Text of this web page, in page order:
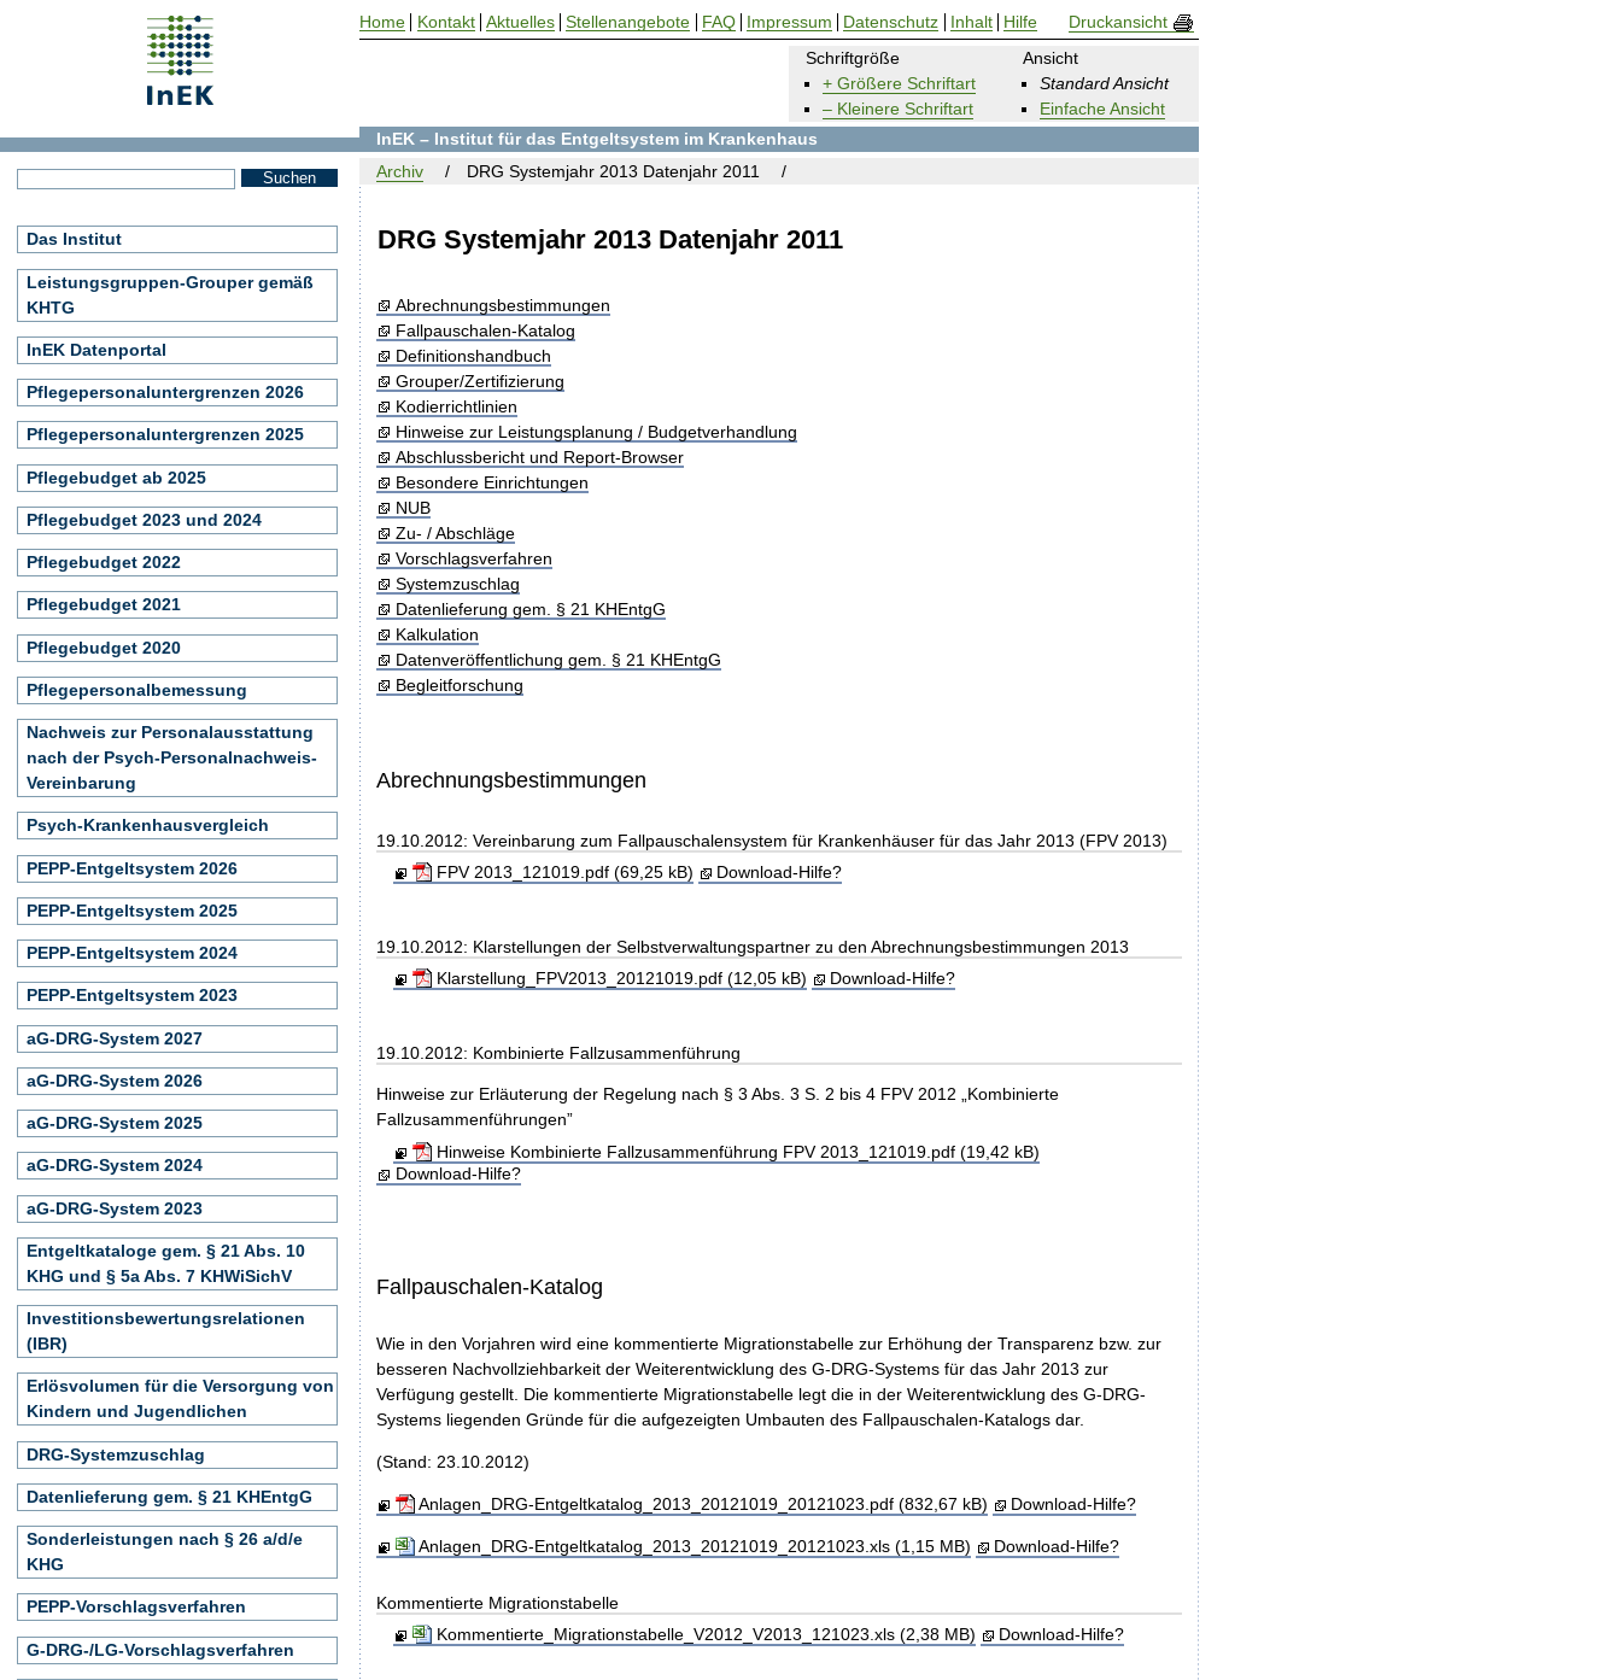
DRG Systemjahr 2013 Datenjahr 2011
Schriftgröße
+ Größere Schriftart
– Kleinere Schriftart
Ansicht
Standard Ansicht
Einfache Ansicht
Abrechnungsbestimmungen
Fallpauschalen-Katalog
Definitionshandbuch
Grouper/Zertifizierung
Kodierrichtlinien
Hinweise zur Leistungsplanung / Budgetverhandlung
Abschlussbericht und Report-Browser
Besondere Einrichtungen
NUB
Zu- / Abschläge
Vorschlagsverfahren
Systemzuschlag
Datenlieferung gem. § 21 KHEntgG
Kalkulation
Datenveröffentlichung gem. § 21 KHEntgG
Begleitforschung
Abrechnungsbestimmungen
19.10.2012: Vereinbarung zum Fallpauschalensystem für Krankenhäuser für das Jahr 2013 (FPV 2013)
FPV 2013_121019.pdf (69,25 kB)
Download-Hilfe?
19.10.2012: Klarstellungen der Selbstverwaltungspartner zu den Abrechnungsbestimmungen 2013
Klarstellung_FPV2013_20121019.pdf (12,05 kB)
Download-Hilfe?
19.10.2012: Kombinierte Fallzusammenführung
Hinweise zur Erläuterung der Regelung nach § 3 Abs. 3 S. 2 bis 4 FPV 2012 „Kombinierte
Fallzusammenführungen”
Hinweise Kombinierte Fallzusammenführung FPV 2013_121019.pdf (19,42 kB)
Download-Hilfe?
Fallpauschalen-Katalog
Wie in den Vorjahren wird eine kommentierte Migrationstabelle zur Erhöhung der Transparenz bzw. zur
besseren Nachvollziehbarkeit der Weiterentwicklung des G-DRG-Systems für das Jahr 2013 zur
Verfügung gestellt. Die kommentierte Migrationstabelle legt die in der Weiterentwicklung des G-DRG-
Systems liegenden Gründe für die aufgezeigten Umbauten des Fallpauschalen-Katalogs dar.
(Stand: 23.10.2012)
Anlagen_DRG-Entgeltkatalog_2013_20121019_20121023.pdf (832,67 kB) Download-Hilfe?
Anlagen_DRG-Entgeltkatalog_2013_20121019_20121023.xls (1,15 MB) Download-Hilfe?
Kommentierte Migrationstabelle
Kommentierte_Migrationstabelle_V2012_V2013_121023.xls (2,38 MB)
Download-Hilfe?
InEK – Institut für das Entgeltsystem im Krankenhaus
Archiv
DRG Systemjahr 2013 Datenjahr 2011
Das Institut
Leistungsgruppen-Grouper gemäß
KHTG
InEK Datenportal
Pflegepersonaluntergrenzen 2026
Pflegepersonaluntergrenzen 2025
Pflegebudget ab 2025
Pflegebudget 2023 und 2024
Pflegebudget 2022
Pflegebudget 2021
Pflegebudget 2020
Pflegepersonalbemessung
Nachweis zur Personalausstattung
nach der Psych-Personalnachweis-
Vereinbarung
Psych-Krankenhausvergleich
PEPP-Entgeltsystem 2026
PEPP-Entgeltsystem 2025
PEPP-Entgeltsystem 2024
PEPP-Entgeltsystem 2023
aG-DRG-System 2027
aG-DRG-System 2026
aG-DRG-System 2025
aG-DRG-System 2024
aG-DRG-System 2023
Entgeltkataloge gem. § 21 Abs. 10
KHG und § 5a Abs. 7 KHWiSichV
Investitionsbewertungsrelationen
(IBR)
Erlösvolumen für die Versorgung von
Kindern und Jugendlichen
DRG-Systemzuschlag
Datenlieferung gem. § 21 KHEntgG
Sonderleistungen nach § 26 a/d/e
KHG
PEPP-Vorschlagsverfahren
G-DRG-/LG-Vorschlagsverfahren
Home Kontakt Aktuelles Stellenangebote FAQ Impressum Datenschutz Inhalt Hilfe Druckansicht